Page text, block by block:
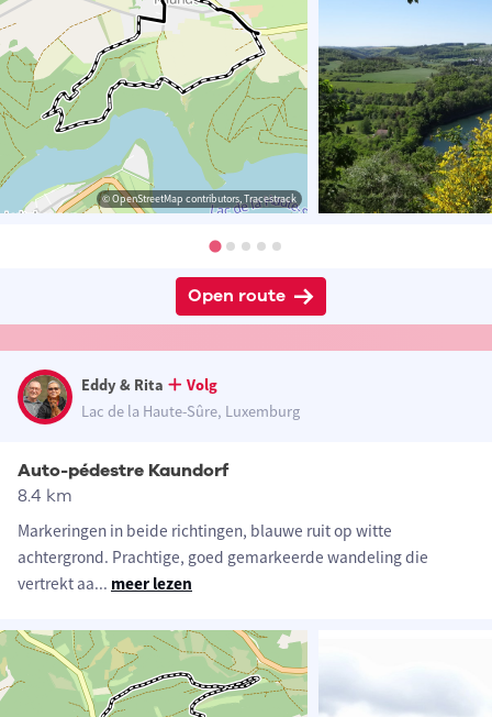
© OpenStreetMap contributors, Tracestrack
Open route
Eddy & Rita
Volg
Lac de la Haute-Sûre, Luxemburg
Auto-pédestre Kaundorf
8.4 km
Markeringen in beide richtingen, blauwe ruit op witte
achtergrond. Prachtige, goed gemarkeerde wandeling die
vertrekt aa... meer lezen